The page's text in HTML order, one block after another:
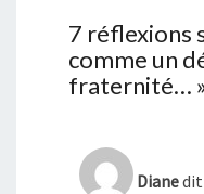
7 réflexions
comme un
fraternité…
Dianedit